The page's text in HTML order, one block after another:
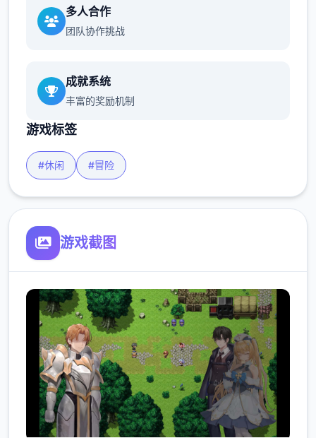
多人合作
团队协作挑战
成就系统
丰富的奖励机制
游戏标签
#休闲 #冒险
游戏截图